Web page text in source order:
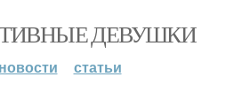
ДЕВУШКИ
новости статьи